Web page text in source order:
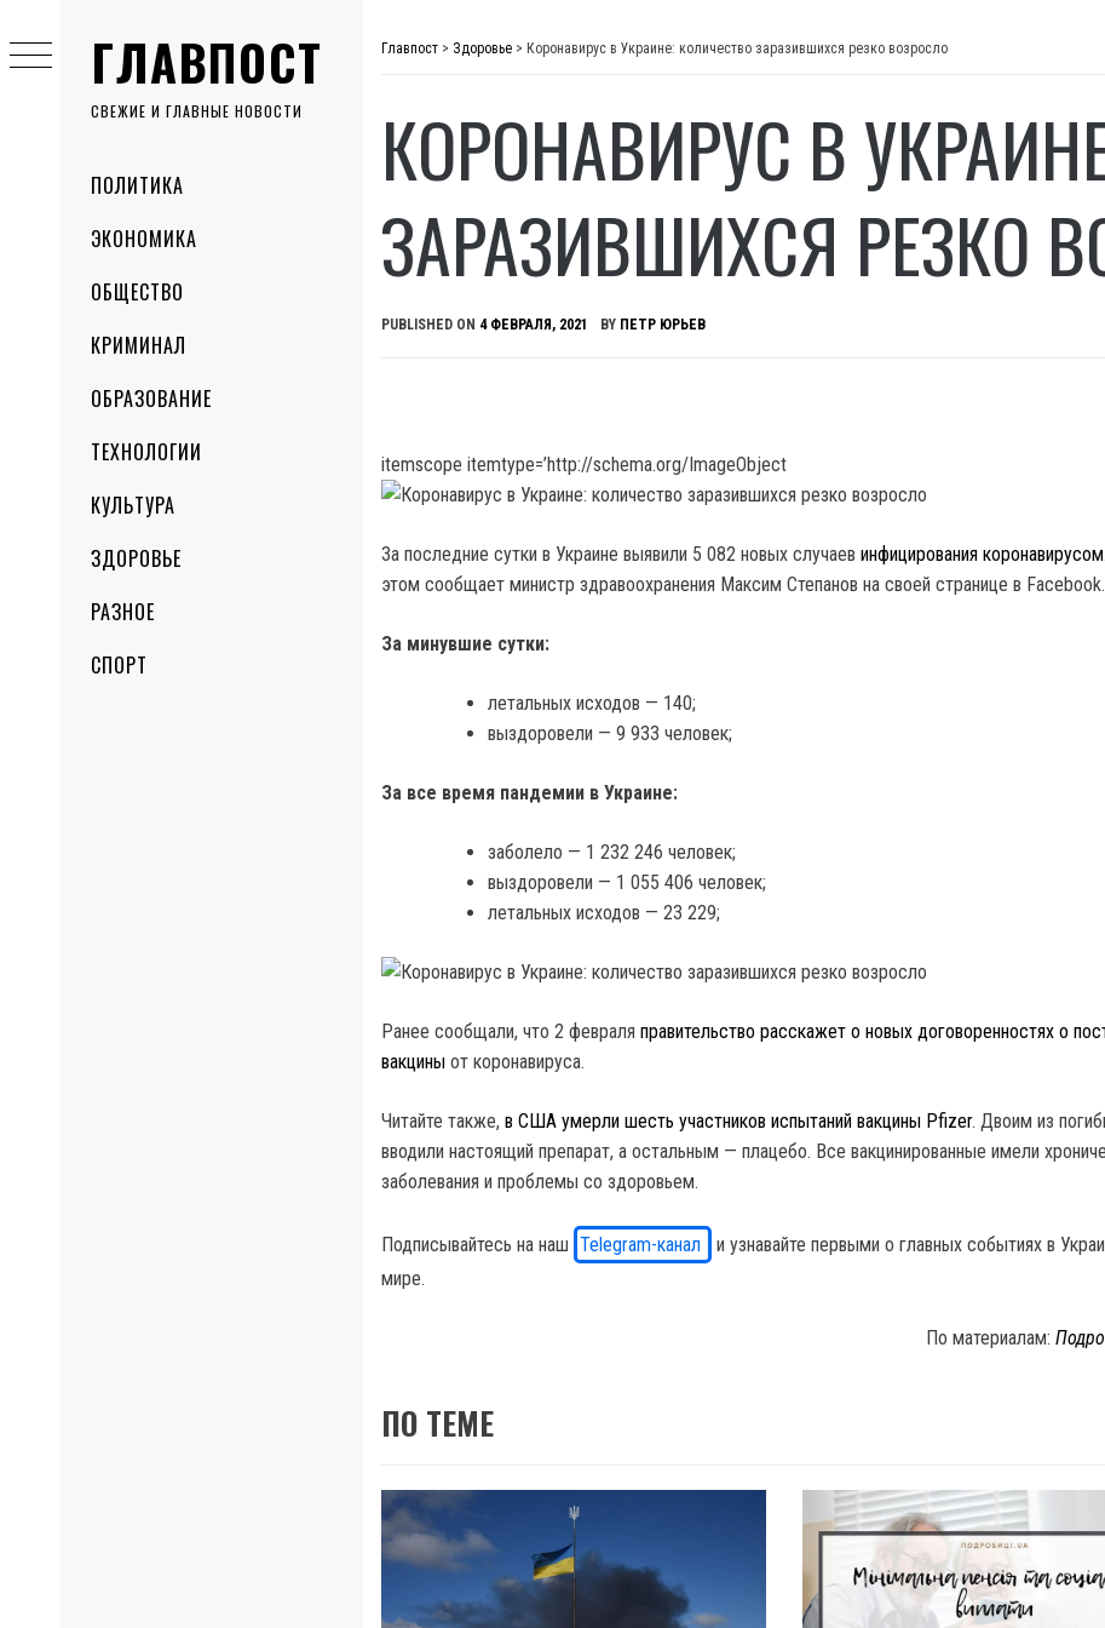
ГЛАВПОСТ
СВЕЖИЕ И ГЛАВНЫЕ НОВОСТИ
MenuПОЛИТИКА
ЭКОНОМИКА
ОБЩЕСТВО
КРИМИНАЛ
ОБРАЗОВАНИЕ
ТЕХНОЛОГИИ
КУЛЬТУРА
ЗДОРОВЬЕ
РАЗНОЕ
СПОРТ
to
content
Главпост > Здоровье > Коронавирус в Украине: количество заразившихся резко возросло
КОРОНАВИРУС В
ЗАРАЗИВШИХСЯ РЕЗКО
PUBLISHED ON 4 ФЕВРАЛЯ, 2021 BY ПЕТР ЮРЬЕВ
itemscope itemtype=’http://schema.org/ImageObject
За последние сутки в Украине выявили 5 082 новых случаев инфицирования коронавирусом
этом сообщает министр здравоохранения Максим Степанов на своей странице в Facebook.
За минувшие сутки:
летальных исходов — 140;
выздоровели — 9 933 человек;
За все время пандемии в Украине:
заболело — 1 232 246 человек;
выздоровели — 1 055 406 человек;
летальных исходов — 23 229;
Ранее сообщали, что 2 февраля правительство расскажет о новых договоренностях о
вакцины от коронавируса.
Читайте также, в США умерли шесть участников испытаний вакцины Pfizer. Двоим из
вводили настоящий препарат, а остальным — плацебо. Все вакцинированные имели
заболевания и проблемы со здоровьем.
Подписывайтесь на наш Telegram-канал
и узнавайте первыми о главных событиях в
мире.
По материалам:
ПО ТЕМЕ